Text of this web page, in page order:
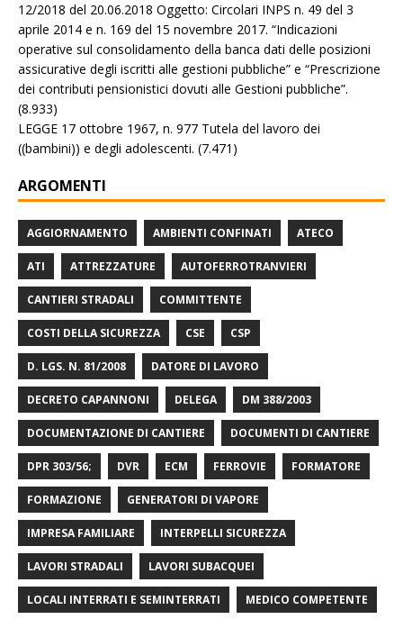
12/2018 del 20.06.2018 Oggetto: Circolari INPS n. 49 del 3
aprile 2014 e n. 169 del 15 novembre 2017. “Indicazioni
operative sul consolidamento della banca dati delle posizioni
assicurative degli iscritti alle gestioni pubbliche” e “Prescrizione
dei contributi pensionistici dovuti alle Gestioni pubbliche”.
(8.933)
LEGGE 17 ottobre 1967, n. 977 Tutela del lavoro dei
((bambini)) e degli adolescenti. (7.471)
ARGOMENTI
AGGIORNAMENTO AMBIENTI CONFINATI ATECO
ATI ATTREZZATURE AUTOFERROTRANVIERI
CANTIERI STRADALI COMMITTENTE
COSTI DELLA SICUREZZA CSE CSP
D. LGS. N. 81/2008 DATORE DI LAVORO
DECRETO CAPANNONI DELEGA DM 388/2003
DOCUMENTAZIONE DI CANTIERE DOCUMENTI DI CANTIERE
DPR 303/56; DVR ECM FERROVIE FORMATORE
FORMAZIONE GENERATORI DI VAPORE
IMPRESA FAMILIARE INTERPELLI SICUREZZA
LAVORI STRADALI LAVORI SUBACQUEI
LOCALI INTERRATI E SEMINTERRATI MEDICO COMPETENTE